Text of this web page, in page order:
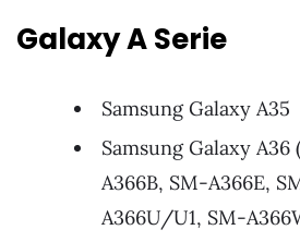
Galaxy A Serie
Samsung Galaxy A35
Samsung Galaxy
A366B, SM-A366E,
A366U/U1, SM-